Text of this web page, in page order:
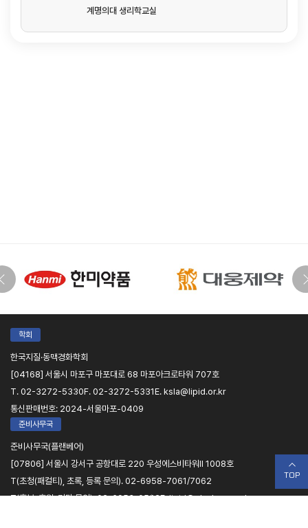
계명의대 생리학교실
학회
한국지질·동맥경화학회
[04168] 서울시 마포구 마포대로 68 마포아크로타워 707호
T. 02-3272-5330F. 02-3272-5331E. ksla@lipid.or.kr
통신판매번호: 2024-서울마포-0409
준비사무국
준비사무국(플랜베어)
[07806] 서울시 강서구 공항대로 220 우성에스비타워II 1008호
T(초청(패컬티), 초록, 등록 문의). 02-6958-7061/7062
T(홍보, 후원, 기타 문의). 02-6953-0582E. lipid@planbear.co.kr
TOP